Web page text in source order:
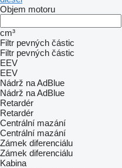
Objem motoru
cm³
Filtr pevných částic
Filtr pevných částic
EEV
EEV
Nádrž na AdBlue
Nádrž na AdBlue
Retardér
Retardér
Centrální mazání
Centrální mazání
Zámek diferenciálu
Zámek diferenciálu
Kabina